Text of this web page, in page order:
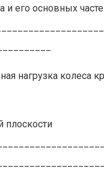
и его основных
нагрузка колеса
плоскости